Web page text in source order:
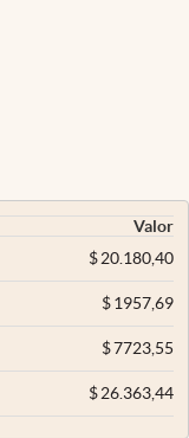
Valor
$20.180,40
$1957,69
$7723,55
$26.363,44